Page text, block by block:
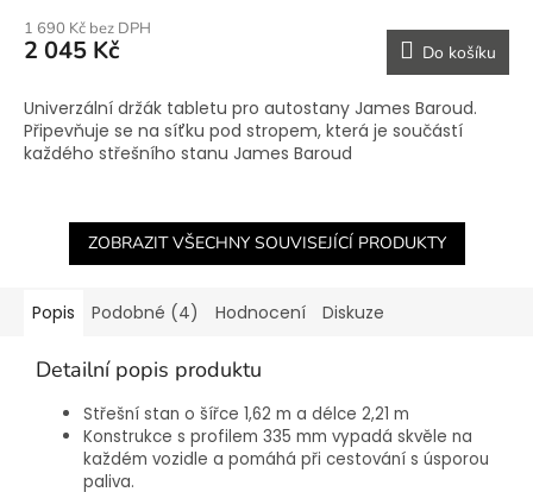
1 690 Kč bez DPH
2 045 Kč Do košíku
Univerzální držák tabletu pro autostany James Baroud.
Připevňuje se na síťku pod stropem, která je součástí
každého střešního stanu James Baroud
ZOBRAZIT VŠECHNY SOUVISEJÍCÍ PRODUKTY
Popis Podobné (4) Hodnocení Diskuze
Detailní popis produktu
Střešní stan o šířce 1,62 m a délce 2,21 m
Konstrukce s profilem 335 mm vypadá skvěle na
každém vozidle a pomáhá při cestování s úsporou
paliva.